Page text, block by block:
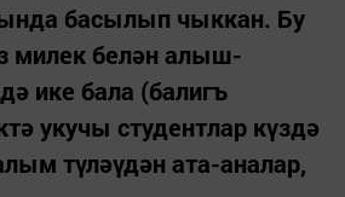
басылып чыккан. Бу
милек белән алыш-
ике бала (балигъ
укучы студентлар күздә
түләүдән ата-аналар,